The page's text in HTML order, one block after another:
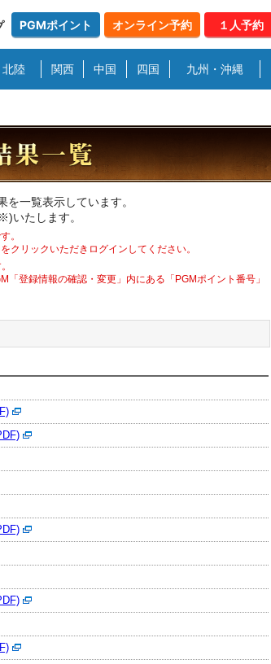
PGMポイント オンライン予約 １人予約
陸 関西 中国 四国 九州・沖縄
を一覧表示しています。
いたします。
。
クリックいただきログインしてください。
登録情報の確認・変更」内にある「PGMポイント番号」